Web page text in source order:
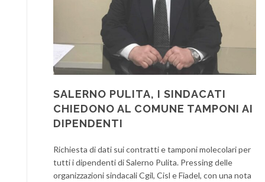
SALERNO PULITA, I SINDACATI
CHIEDONO AL COMUNE TAMPONI AI
DIPENDENTI
Richiesta di dati sui contratti e tamponi molecolari per
tutti i dipendenti di Salerno Pulita. Pressing delle
organizzazioni sindacali Cgil, Cisl e Fiadel, con una nota